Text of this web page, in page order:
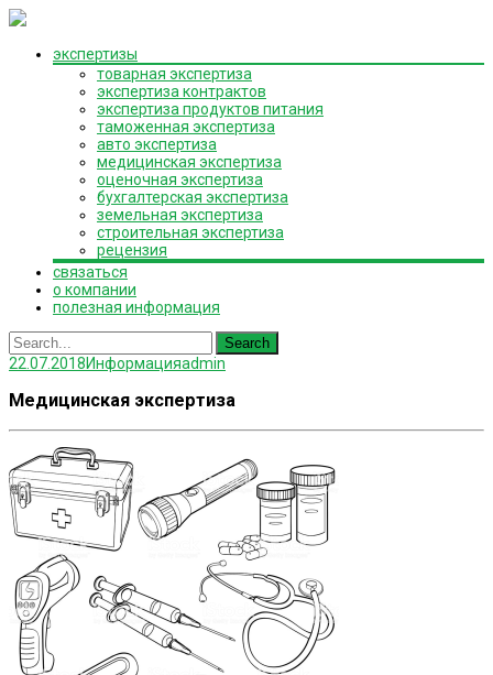
Skip
экспертизы
товарная экспертиза
экспертиза контрактов
экспертиза продуктов питания
таможенная экспертиза
авто экспертиза
медицинская экспертиза
оценочная экспертиза
бухгалтерская экспертиза
земельная экспертиза
строительная экспертиза
рецензия
связаться
о компании
полезная информация
Search
for:
22.07.2018Информацияadmin
Медицинская экспертиза